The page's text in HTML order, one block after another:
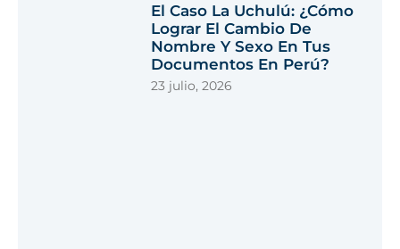
El Caso La Uchulú: ¿Cómo
Lograr El Cambio De
Nombre Y Sexo En Tus
Documentos En Perú?
23 julio, 2026